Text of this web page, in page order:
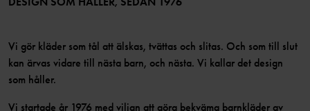
Vi gör kläder som tål att älskas, tvättas och slitas. Och som till slut
kan ärvas vidare till nästa barn, och nästa. Vi kallar det design
som håller.
Vi startade år 1976 med viljan att göra bekväma barnkläder av